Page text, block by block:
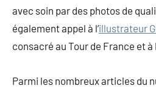
avec soin par des photos de
également appel à l’illustrateur
consacré au Tour de France et à
Parmi les nombreux articles du